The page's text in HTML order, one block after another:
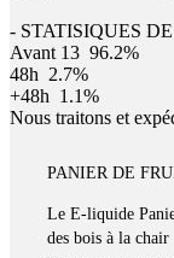
- STATISIQUES
Avant 13 96.2%
48h 2.7%
+48h 1.1%
Nous traitons et
PANIER DE
Le E-liquide
des bois à la